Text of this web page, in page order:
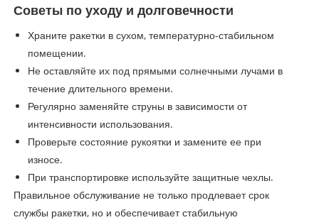
Советы по уходу и долговечности
Храните ракетки в сухом, температурно-стабильном
помещении.
Не оставляйте их под прямыми солнечными лучами в
течение длительного времени.
Регулярно заменяйте струны в зависимости от
интенсивности использования.
Проверьте состояние рукоятки и замените ее при
износе.
При транспортировке используйте защитные чехлы.
Правильное обслуживание не только продлевает срок
службы ракетки, но и обеспечивает стабильную